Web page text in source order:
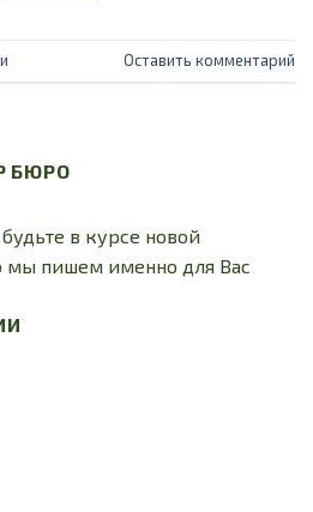
Оставить комментарий
БЮРО
в курсе новой
пишем именно для Вас